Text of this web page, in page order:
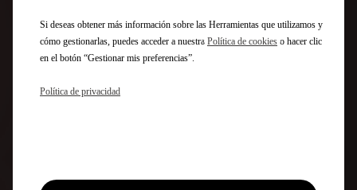
Si deseas obtener más información sobre las Herramientas que utilizamos y
cómo gestionarlas, puedes acceder a nuestra Política de cookies o hacer clic
en el botón “Gestionar mis preferencias”.
Política de privacidad